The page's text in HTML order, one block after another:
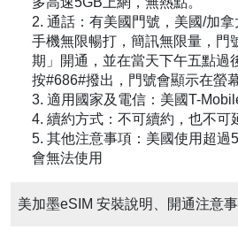
2. 通話：有美國門號，美國/加
手機無限暢打，簡訊無限量，門
期」開通，並在當天下午五點過
按#686#撥出，門號會顯示在螢
3. 適用國家及電信：美國T-
4. 續約方式：不可續約，也不可
5. 其他注意事項：美國使用超過
會無法使用
美加墨eSIM 安裝說明、開通注意